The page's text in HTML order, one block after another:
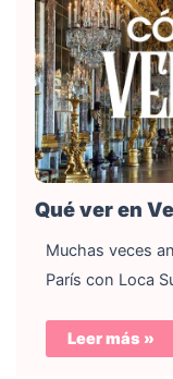
Qué ver en
Muchas veces
París con Loca
Leer más »